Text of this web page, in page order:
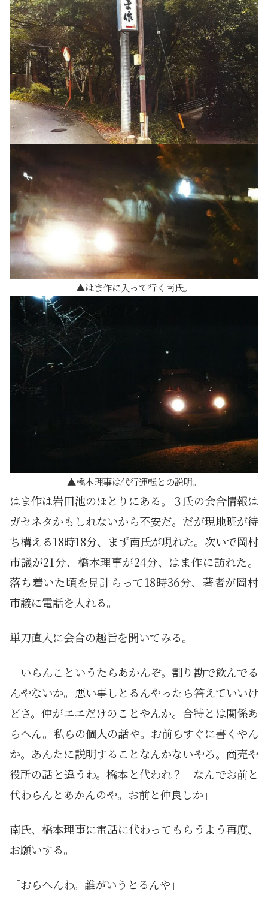
はま作に入って行く南氏。
橋本理事は代行運転との説明。
はま作は岩田池のほとりにある。３氏の会合情報は
ガセネタかもしれないから不安だ。だが現地班が待
ち構える18時18分、まず南氏が現れた。次いで岡村
市議が21分、橋本理事が24分、はま作に訪れた。
落ち着いた頃を見計らって18時36分、著者が岡村
市議に電話を入れる。
単刀直入に会合の趣旨を聞いてみる。
「いらんこというたらあかんぞ。割り勘で飲んでる
んやないか。悪い事しとるんやったら答えていいけ
どさ。仲がエエだけのことやんか。合特とは関係あ
らへん。私らの個人の話や。お前らすぐに書くやん
か。あんたに説明することなんかないやろ。商売や
役所の話と違うわ。橋本と代われ？ なんでお前と
代わらんとあかんのや。お前と仲良しか」
南氏、橋本理事に電話に代わってもらうよう再度、
お願いする。
「おらへんわ。誰がいうとるんや」